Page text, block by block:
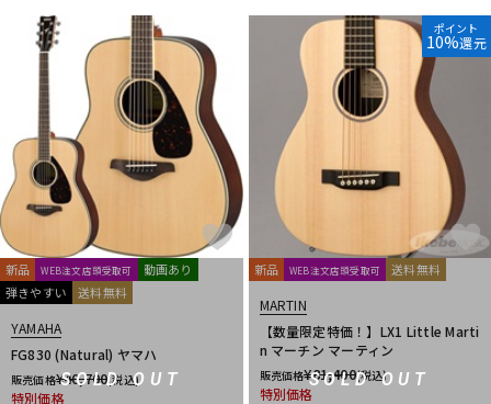
SOLD OUT
新品 WEB注文店頭受取可
動画あり
弾きやすい
送料無料
YAMAHA
FG830 (Natural) ヤマハ
販売価格¥40,700(税込)
特別価格
SOLD OUT
ポイント
10%還元
新品 WEB注文店頭受取可 送料無料
MARTIN
【数量限定特価！】LX1 Little Marti
n マーチン マーティン
販売価格¥81,400(税込)
特別価格